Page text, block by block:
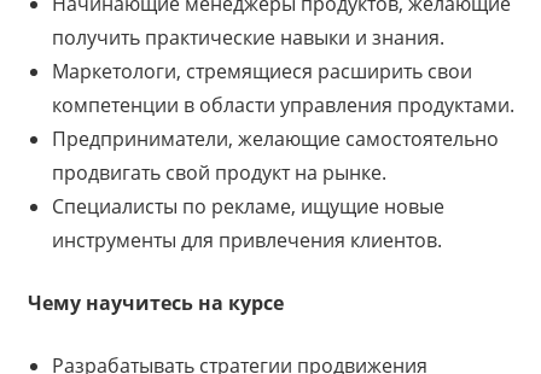
получить практические навыки и знания.
Маркетологи, стремящиеся расширить свои
компетенции в области управления продуктами.
Предприниматели, желающие самостоятельно
продвигать свой продукт на рынке.
Специалисты по рекламе, ищущие новые
инструменты для привлечения клиентов.
Чему научитесь на курсе
Разрабатывать стратегии продвижения